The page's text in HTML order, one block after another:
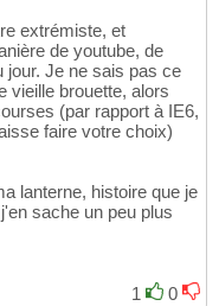
extrémiste, et
de youtube, de
jour. Je ne sais pas ce
vieille brouette, alors
(par rapport à IE6,
faire votre choix)
lanterne, histoire que je
sache un peu plus
1
0